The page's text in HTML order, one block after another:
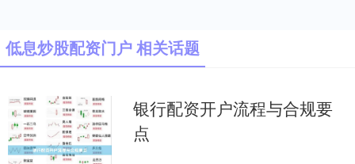
低息炒股配资门户 相关话题
银行配资开户流程与合规要
点